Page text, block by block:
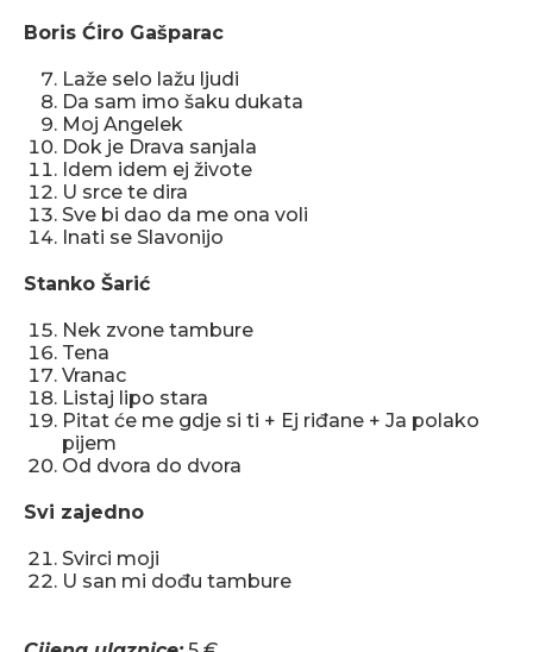
Boris Ćiro Gašparac
Laže selo lažu ljudi
Da sam imo šaku dukata
Moj Angelek
Dok je Drava sanjala
Idem idem ej živote
U srce te dira
Sve bi dao da me ona voli
Inati se Slavonijo
Stanko Šarić
Nek zvone tambure
Tena
Vranac
Listaj lipo stara
Pitat će me gdje si ti + Ej riđane + Ja polako
pijem
Od dvora do dvora
Svi zajedno
Svirci moji
U san mi dođu tambure